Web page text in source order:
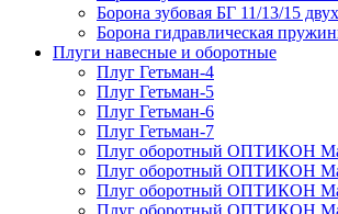
Борона зубовая БГ 11/13/15
Борона гидравлическая
Плуги навесные и оборотные
Плуг Гетьман-4
Плуг Гетьман-5
Плуг Гетьман-6
Плуг Гетьман-7
Плуг оборотный ОПТИКОН
Плуг оборотный ОПТИКОН
Плуг оборотный ОПТИКОН
Плуг оборотный ОПТИКОН